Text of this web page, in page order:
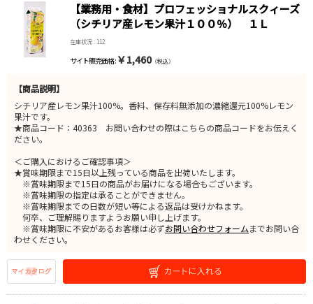
【業務用・食材】プロフェッショナルスクィーズ
（シチリア産レモン果汁１００％） １Ｌ
在庫状況 : 112
サイト販売価格 : ￥1,460（税込）
【商品説明】
シチリア産レモン果汁100%。香料、保存料無添加の濃縮還元100%レモン
果汁です。
★商品コード：40363 お問い合わせの際はこちらの商品コードをお伝えく
ださい。
＜ご購入におけるご確認事項＞
★賞味期限まで15日以上残っている商品を出荷いたします。
※賞味期限まで15日の商品がお届けになる場合もございます。
※賞味期限の指定は承ることができません。
※賞味期限までの日数が短い等による返品は受けかねます。
何卒、ご理解賜りますようお願い申し上げます。
※賞味期限に不安があるお客様は必ずお問い合わせフォームまでお問い合
わせください。